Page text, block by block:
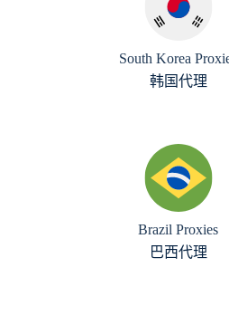
South Korea
韩国代理
Brazil Proxies
巴西代理